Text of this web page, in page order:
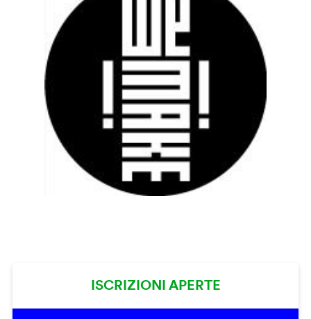
ISCRIZIONI APERTE